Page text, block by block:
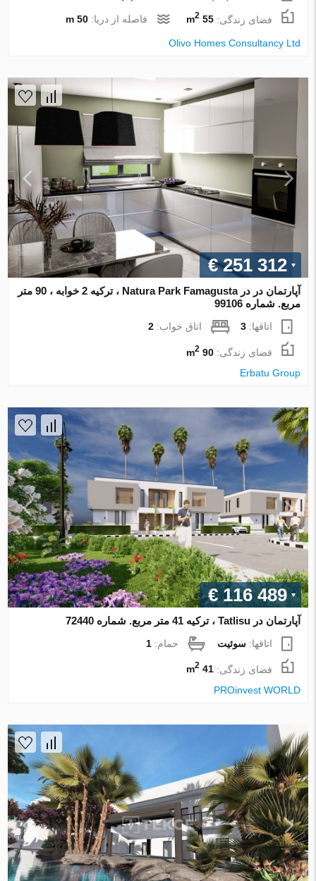
فضای زندگی:55 m
2 فاصله از دریا:50 m
Olivo Homes Consultancy Ltd
€ 251 312
آپارتمان در در Natura Park Famagusta ، ترکیه 2 خوابه ، 90 متر
مربع. شماره 99106
اتاقها:3 اتاق خواب:2
فضای زندگی:90 m
2
Erbatu Group
€ 116 489
آپارتمان در Tatlisu ، ترکیه 41 متر مربع. شماره 72440
اتاقها:سوئیت حمام:1
فضای زندگی:41 m
2
PROinvest WORLD